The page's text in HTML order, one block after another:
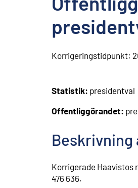
Korrigeringstidpunkt:
Statistik: presidentval
Offentliggörandet:
Beskrivning
Korrigerade Haavistos
476 636.